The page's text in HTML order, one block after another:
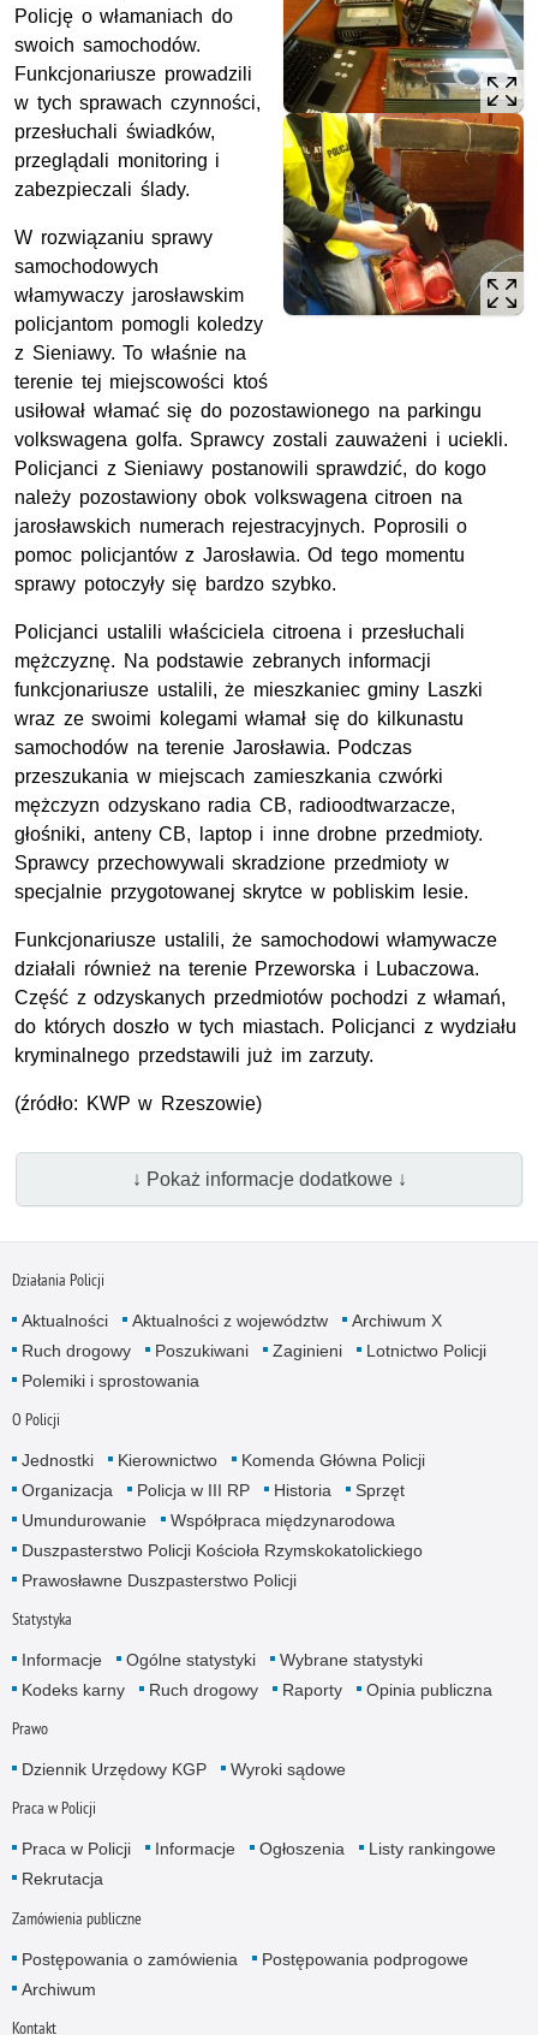
Policję o włamaniach do
swoich samochodów.
Funkcjonariusze prowadzili
w tych sprawach czynności,
przesłuchali świadków,
przeglądali monitoring i
zabezpieczali ślady.
W rozwiązaniu sprawy
samochodowych
włamywaczy jarosławskim
policjantom pomogli koledzy
z Sieniawy. To właśnie na
terenie tej miejscowości ktoś
usiłował włamać się do pozostawionego na parkingu
volkswagena golfa. Sprawcy zostali zauważeni i uciekli.
Policjanci z Sieniawy postanowili sprawdzić, do kogo
należy pozostawiony obok volkswagena citroen na
jarosławskich numerach rejestracyjnych. Poprosili o
pomoc policjantów z Jarosławia. Od tego momentu
sprawy potoczyły się bardzo szybko.
Policjanci ustalili właściciela citroena i przesłuchali
mężczyznę. Na podstawie zebranych informacji
funkcjonariusze ustalili, że mieszkaniec gminy Laszki
wraz ze swoimi kolegami włamał się do kilkunastu
samochodów na terenie Jarosławia. Podczas
przeszukania w miejscach zamieszkania czwórki
mężczyzn odzyskano radia CB, radioodtwarzacze,
głośniki, anteny CB, laptop i inne drobne przedmioty.
Sprawcy przechowywali skradzione przedmioty w
specjalnie przygotowanej skrytce w pobliskim lesie.
Funkcjonariusze ustalili, że samochodowi włamywacze
działali również na terenie Przeworska i Lubaczowa.
Część z odzyskanych przedmiotów pochodzi z włamań,
do których doszło w tych miastach. Policjanci z wydziału
kryminalnego przedstawili już im zarzuty.
(źródło: KWP w Rzeszowie)
↓ Pokaż informacje dodatkowe ↓
Działania Policji
Aktualności Aktualności z województw
Archiwum X
Ruch drogowy
Poszukiwani Zaginieni
Lotnictwo Policji
Polemiki i sprostowania
O Policji
Jednostki Kierownictwo
Komenda Główna Policji
Organizacja
Policja w III RP Historia
Sprzęt
Umundurowanie
Współpraca międzynarodowa
Duszpasterstwo Policji Kościoła Rzymskokatolickiego
Prawosławne Duszpasterstwo Policji
Statystyka
Informacje Ogólne statystyki
Wybrane statystyki
Kodeks karny
Ruch drogowy Raporty Opinia publiczna
Prawo
Dziennik Urzędowy KGP Wyroki sądowe
Praca w Policji
Praca w Policji Informacje Ogłoszenia
Listy rankingowe
Rekrutacja
Zamówienia publiczne
Postępowania o zamówienia
Postępowania podprogowe
Archiwum
Kontakt